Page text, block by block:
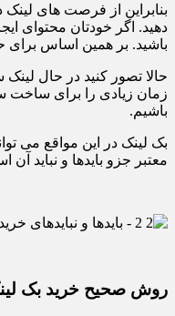
بنابراین از فرصت های
دهید. اگر خودتان محتوای
باشید. بر همین اساس برای
حالا تصور کنید در حال لینک
زمان زیادی را برای ساخت
باشیم.
بک لینک در این مواقع می
معتبر جزو بایدها و نباید
روش صحیح خرید بک